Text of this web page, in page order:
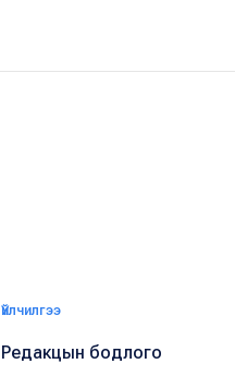
Үйлчилгээ
Редакцын бодлого